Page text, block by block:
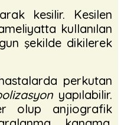
kesilir. Kesilen
kullanılan
şekilde dikilerek
perkutan
yapılabilir.
olup anjiografik